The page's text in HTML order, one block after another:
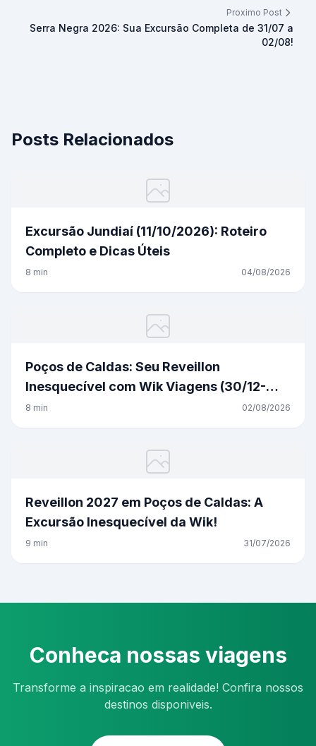
Proximo Post
Serra Negra 2026: Sua Excursão Completa de 31/07 a
02/08!
Posts Relacionados
Excursão Jundiaí (11/10/2026): Roteiro
Completo e Dicas Úteis
8 min 04/08/2026
Poços de Caldas: Seu Reveillon
Inesquecível com Wik Viagens (30/12-
02/01)
8 min 02/08/2026
Reveillon 2027 em Poços de Caldas: A
Excursão Inesquecível da Wik!
9 min 31/07/2026
Conheca nossas viagens
Transforme a inspiracao em realidade! Confira nossos
destinos disponiveis.